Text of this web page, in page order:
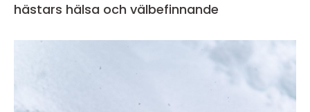
hästars hälsa och välbefinnande